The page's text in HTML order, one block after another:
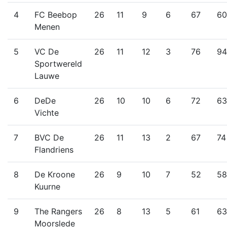
4
FC Beebop
Menen
26 11 9 6 67 60
5
VC De
Sportwereld
Lauwe
26 11 12 3 76 94
6
DeDe
Vichte
26 10 10 6 72 63
7
BVC De
Flandriens
26 11 13 2 67 74
8
De Kroone
Kuurne
26 9 10 7 52 58
9
The Rangers
Moorslede
26 8 13 5 61 63